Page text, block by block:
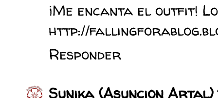
¡Me encanta el outfit!
http://
Responder
Sunika (Asuncion Artal)